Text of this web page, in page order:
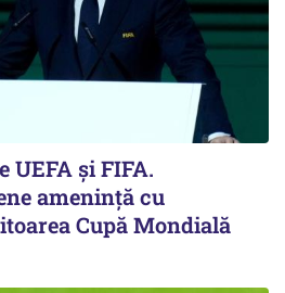
UEFA şi FIFA.
ameninţă cu
Cupă Mondială